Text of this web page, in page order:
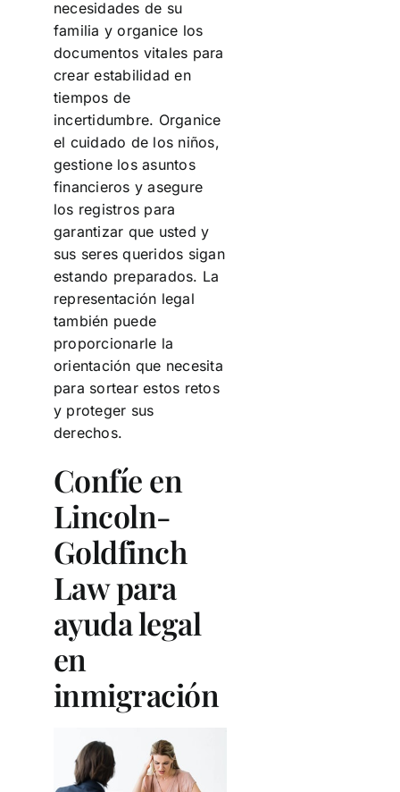
necesidades de su
familia y organice los
documentos vitales para
crear estabilidad en
tiempos de
incertidumbre. Organice
el cuidado de los niños,
gestione los asuntos
financieros y asegure
los registros para
garantizar que usted y
sus seres queridos sigan
estando preparados. La
representación legal
también puede
proporcionarle la
orientación que necesita
para sortear estos retos
y proteger sus
derechos.
Confíe en
Lincoln-
Goldfinch
Law para
ayuda legal
en
inmigración